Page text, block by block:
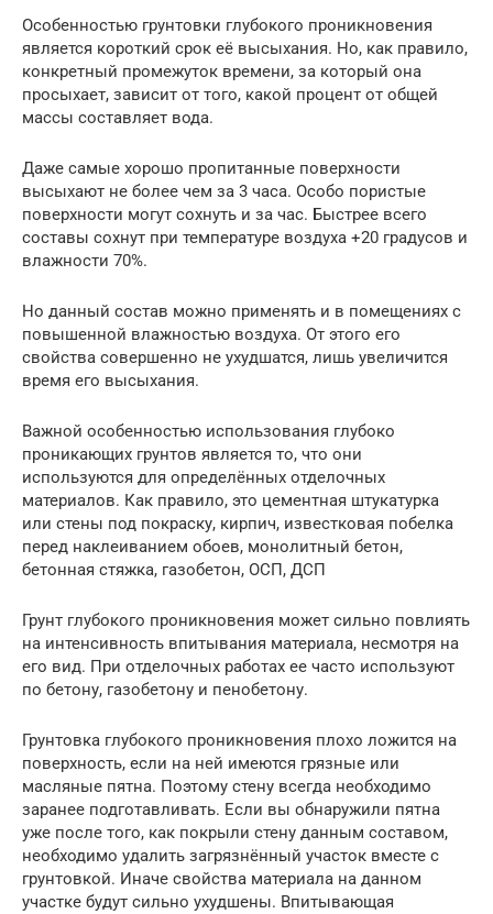
Особенностью грунтовки глубокого проникновения
является короткий срок её высыхания. Но, как правило,
конкретный промежуток времени, за который она
просыхает, зависит от того, какой процент от общей
массы составляет вода.
Даже самые хорошо пропитанные поверхности
высыхают не более чем за 3 часа. Особо пористые
поверхности могут сохнуть и за час. Быстрее всего
составы сохнут при температуре воздуха +20 градусов и
влажности 70%.
Но данный состав можно применять и в помещениях с
повышенной влажностью воздуха. От этого его
свойства совершенно не ухудшатся, лишь увеличится
время его высыхания.
Важной особенностью использования глубоко
проникающих грунтов является то, что они
используются для определённых отделочных
материалов. Как правило, это цементная штукатурка
или стены под покраску, кирпич, известковая побелка
перед наклеиванием обоев, монолитный бетон,
бетонная стяжка, газобетон, ОСП, ДСП
Грунт глубокого проникновения может сильно повлиять
на интенсивность впитывания материала, несмотря на
его вид. При отделочных работах ее часто используют
по бетону, газобетону и пенобетону.
Грунтовка глубокого проникновения плохо ложится на
поверхность, если на ней имеются грязные или
масляные пятна. Поэтому стену всегда необходимо
заранее подготавливать. Если вы обнаружили пятна
уже после того, как покрыли стену данным составом,
необходимо удалить загрязнённый участок вместе с
грунтовкой. Иначе свойства материала на данном
участке будут сильно ухудшены. Впитывающая